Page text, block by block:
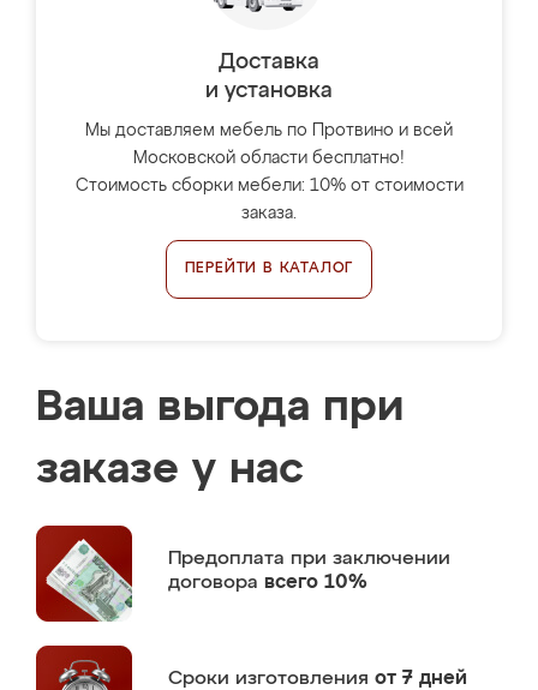
Доставка
и установка
Мы доставляем мебель по Протвино и всей
Московской области бесплатно!
Стоимость сборки мебели: 10% от стоимости
заказа.
ПЕРЕЙТИ В КАТАЛОГ
Ваша выгода при
заказе у нас
Предоплата при заключении
договора всего 10%
Сроки изготовления от 7 дней